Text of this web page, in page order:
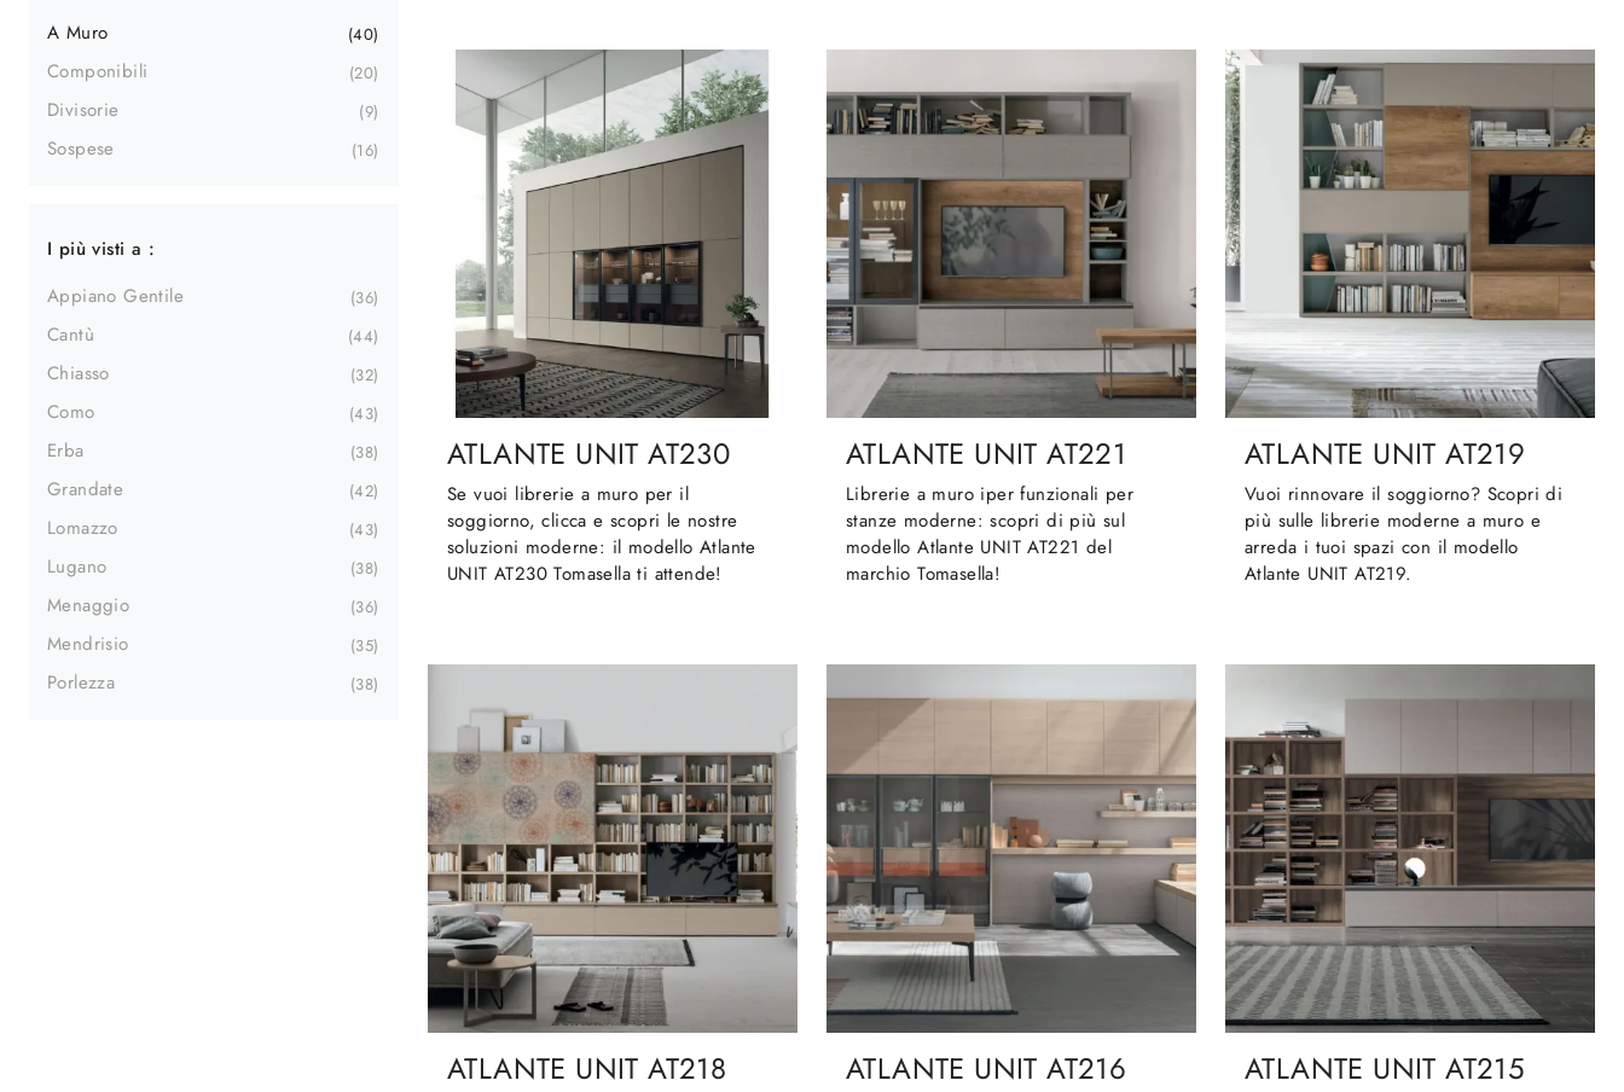
A Muro
40
Componibili 20
Divisorie 9
Sospese 16
I più visti a :
Appiano Gentile
36
Cantù 44
Chiasso 32
Como 43
Erba 38
Grandate 42
Lomazzo 43
Lugano 38
Menaggio 36
Mendrisio 35
Porlezza 38
ATLANTE UNIT AT230
Se vuoi librerie a muro per il
soggiorno, clicca e scopri le nostre
soluzioni moderne: il modello Atlante
UNIT AT230 Tomasella ti attende!
ATLANTE UNIT AT221
Librerie a muro iper funzionali per
stanze moderne: scopri di più sul
modello Atlante UNIT AT221 del
marchio Tomasella!
ATLANTE UNIT AT219
Vuoi rinnovare il soggiorno? Scopri di
più sulle librerie moderne a muro e
arreda i tuoi spazi con il modello
Atlante UNIT AT219.
ATLANTE UNIT AT218 ATLANTE UNIT AT216 ATLANTE UNIT AT215